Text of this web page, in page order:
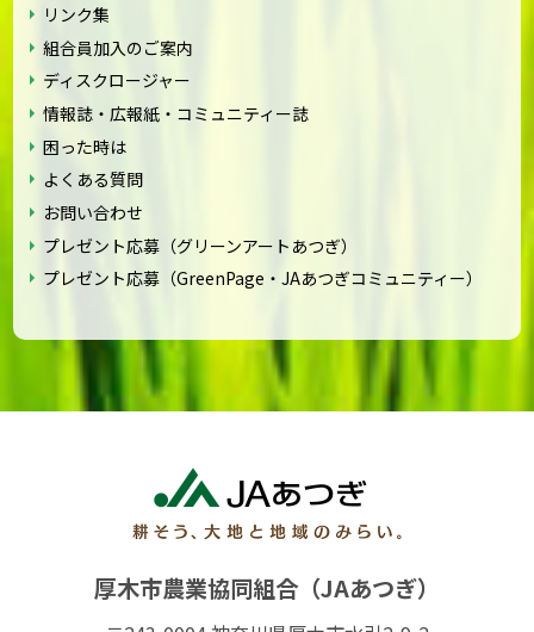
リンク集
組合員加入のご案内
ディスクロージャー
情報誌・広報紙・コミュニティー誌
困った時は
よくある質問
お問い合わせ
プレゼント応募（グリーンアートあつぎ）
プレゼント応募（GreenPage・JAあつぎコミュニティー）
厚木市農業協同組合（JAあつぎ）